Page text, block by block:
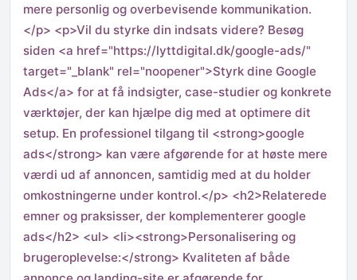
mere personlig og overbevisende kommunikation.
</p> <p>Vil du styrke din indsats videre? Besøg
siden <a href="https://lyttdigital.dk/google-ads/"
target="_blank" rel="noopener">Styrk dine Google
Ads</a> for at få indsigter, case-studier og konkrete
værktøjer, der kan hjælpe dig med at optimere dit
setup. En professionel tilgang til <strong>google
ads</strong> kan være afgørende for at høste mere
værdi ud af annoncen, samtidig med at du holder
omkostningerne under kontrol.</p> <h2>Relaterede
emner og praksisser, der komplementerer google
ads</h2> <ul> <li><strong>Personalisering og
brugeroplevelse:</strong> Kvaliteten af både